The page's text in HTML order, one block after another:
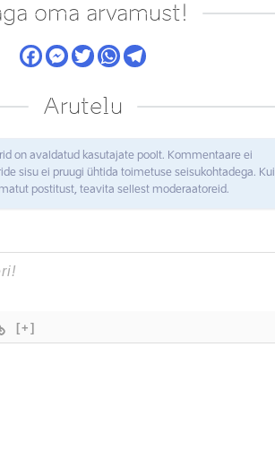
oma arvamust!
Arutelu
on avaldatud kasutajate poolt. Kommentaare ei
sisu ei pruugi ühtida toimetuse seisukohtadega. Kui
postitust, teavita sellest moderaatoreid.
[+]